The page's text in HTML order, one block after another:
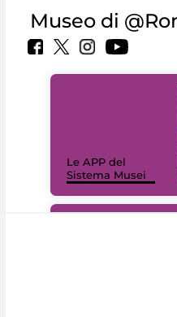
Museo di
Le APP del
Sistema Musei